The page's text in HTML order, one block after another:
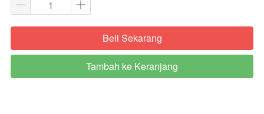
`Beli Sekarang
`
Tambah ke Keranjang